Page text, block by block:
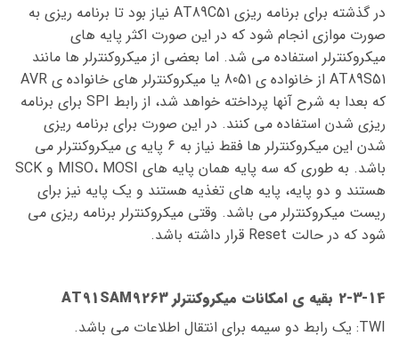
در گذشته برای برنامه ریزی AT89C51 نیاز بود تا برنامه ریزی به
صورت موازی انجام شود که در این صورت اکثر پایه های
میکروکنترلر استفاده می شد. اما بعضی از میکروکنترلر ها مانند
AT89S51 از خانواده ی 8051 یا میکروکنترلر های خانواده ی AVR
که بعدا به شرح آنها پرداخته خواهد شد، از رابط SPI برای برنامه
ریزی شدن استفاده می کنند. در این صورت برای برنامه ریزی
شدن این میکروکنترلر ها فقط نیاز به 6 پایه ی میکروکنترلر می
باشد. به طوری که سه پایه همان پایه های MISO، MOSI و SCK
هستند و دو پایه، پایه های تغذیه هستند و یک پایه نیز برای
ریست میکروکنترلر می باشد. وقتی میکروکنترلر برنامه ریزی می
شود که در حالت Reset قرار داشته باشد.
2-3-14 بقیه ی امکانات میکروکنترلر AT91SAM9263
TWI: یک رابط دو سیمه برای انتقال اطلاعات می باشد.